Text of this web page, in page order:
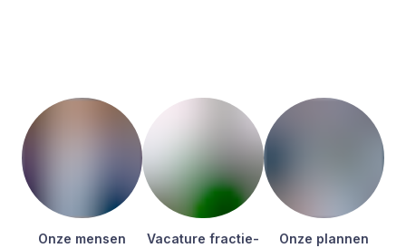
Onze men­sen
Vaca­tu­re frac­tie­
Onze plan­nen